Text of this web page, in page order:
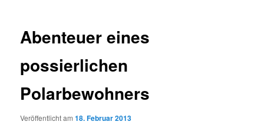
Abenteuer eines
possierlichen
Polarbewohners
Veröffentlicht am18. Februar 2013